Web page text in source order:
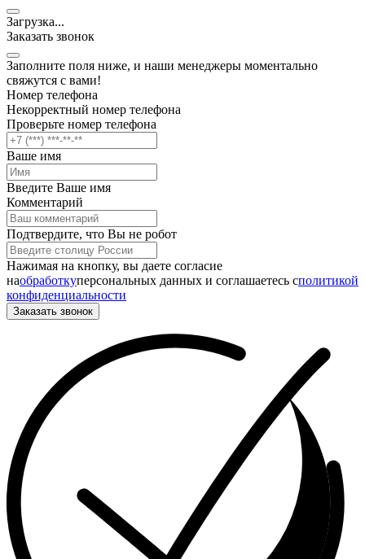
Загрузка...
Заказать звонок
Заполните поля ниже, и наши менеджеры моментально
свяжутся с вами!
Номер телефона
Некорректный номер телефона
Проверьте номер телефона
Ваше имя
Введите Ваше имя
Комментарий
Подтвердите, что Вы не робот
Нажимая на кнопку, вы даете согласие
наобработкуперсональных данных и соглашаетесь cполитикой
конфиденциальности
Заказать звонок